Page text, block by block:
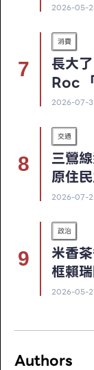
2026-05-
消費
長大
Roc
2026-07-
交通
三鶯
原住
2026-07-
政治
米香
框賴
2026-05-
Authors